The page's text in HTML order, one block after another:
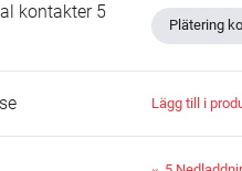
kontakter 5
Plätering
Lägg till i